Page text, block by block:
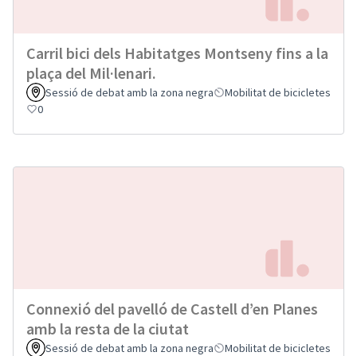
Carril bici dels Habitatges Montseny fins a la
plaça del Mil·lenari.
Sessió de debat amb la zona negra
Mobilitat de bicicletes
0
Connexió del pavelló de Castell d’en Planes
amb la resta de la ciutat
Sessió de debat amb la zona negra
Mobilitat de bicicletes